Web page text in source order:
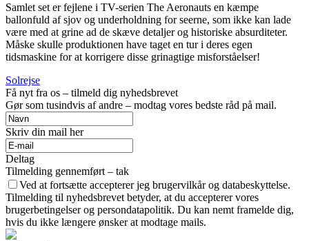
Samlet set er fejlene i TV-serien The Aeronauts en kæmpe
ballonfuld af sjov og underholdning for seerne, som ikke kan lade
være med at grine ad de skæve detaljer og historiske absurditeter.
Måske skulle produktionen have taget en tur i deres egen
tidsmaskine for at korrigere disse grinagtige misforståelser!
Solrejse
Få nyt fra os – tilmeld dig nyhedsbrevet
Gør som tusindvis af andre – modtag vores bedste råd på mail.
Skriv din mail her
Deltag
Tilmelding gennemført – tak
Ved at fortsætte accepterer jeg brugervilkår og databeskyttelse.
Tilmelding til nyhedsbrevet betyder, at du accepterer vores
brugerbetingelser og persondatapolitik. Du kan nemt framelde dig,
hvis du ikke længere ønsker at modtage mails.